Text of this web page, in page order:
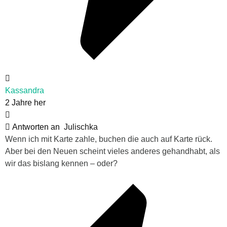
Kassandra
2 Jahre her
Antworten an Julischka
Wenn ich mit Karte zahle, buchen die auch auf Karte rück.
Aber bei den Neuen scheint vieles anderes gehandhabt, als
wir das bislang kennen – oder?